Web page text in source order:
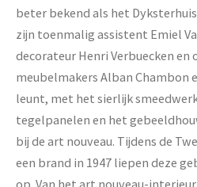
beter bekend als het
zijn toenmalig assistent Emiel
decorateur Henri Verbuecken
meubelmakers Alban Chambon
leunt, met het sierlijk
tegelpanelen en het
bij de art nouveau. Tijdens de
een brand in 1947 liepen deze
op. Van het art nouveau-